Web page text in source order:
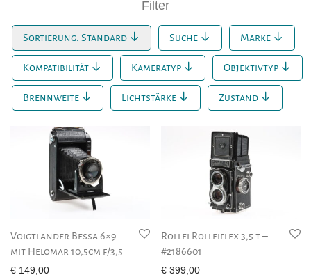
Filter
Sortierung: Standard Suche Marke
Kompatibilität Kameratyp Objektivtyp
Brennweite Lichtstärke Zustand
Voigtländer Bessa 6×9
mit Helomar 10,5cm f/3,5
€ 149,00
Rollei Rolleiflex 3,5 t –
#2186601
€ 399,00